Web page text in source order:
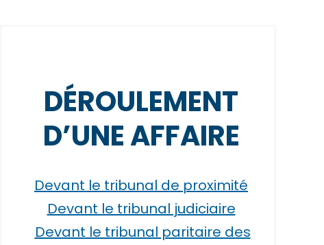
DÉROULEMENT
D’UNE AFFAIRE
Devant le tribunal de proximité
Devant le tribunal judiciaire
Devant le tribunal paritaire des